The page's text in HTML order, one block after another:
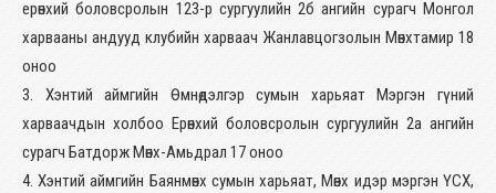
ерөнхий боловсролын 123-р сургуулийн 2б ангийн сурагч Монгол
харвааны андууд клубийн харваач Жанлавцогзолын Мөнхтамир 18
оноо
3. Хэнтий аймгийн Өмнөдэлгэр сумын харьяат Мэргэн гүний
харваачдын холбоо Ерөнхий боловсролын сургуулийн 2а ангийн
сурагч Батдорж Мөнх-Амьдрал 17 оноо
4. Хэнтий аймгийн Баянмөнх сумын харьяат, Мөнх идэр мэргэн ҮСХ,